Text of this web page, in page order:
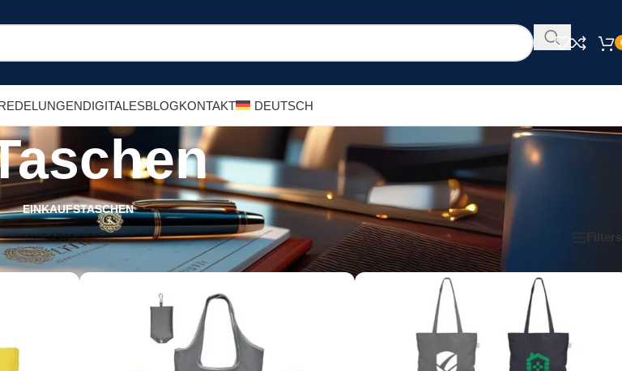
DIGITALESBLOGKONTAKT DEUTSCH
EINKAUFSTASCHEN
Show 9 12 18 Filters